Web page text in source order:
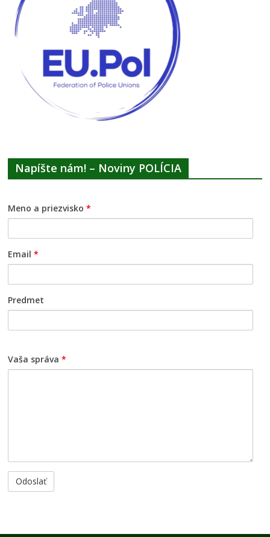
Napíšte nám! – Noviny POLÍCIA
Meno a priezvisko*
Email*
Predmet
Vaša správa*